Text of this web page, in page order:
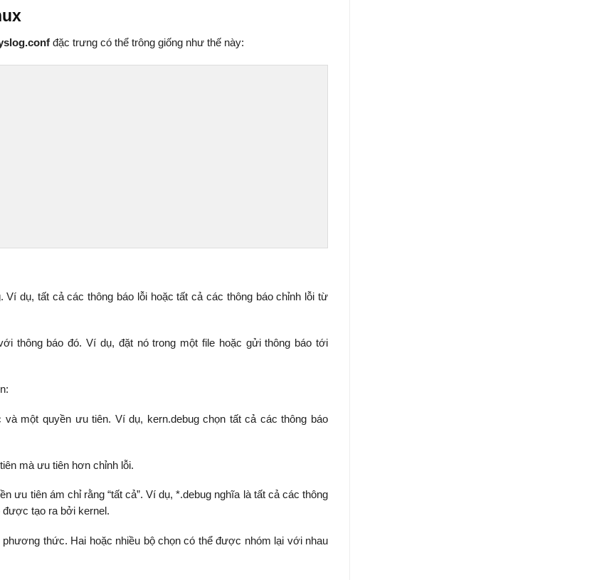
đặc trưng có thể trông giống như thế này:
Ví dụ, tất cả các thông báo lỗi hoặc tất cả các thông báo chỉnh lỗi từ
thông báo đó. Ví dụ, đặt nó trong một file hoặc gửi thông báo tới
một quyền ưu tiên. Ví dụ, kern.debug chọn tất cả các thông báo
mà ưu tiên hơn chỉnh lỗi.
ưu tiên ám chỉ rằng “tất cả”. Ví dụ, *.debug nghĩa là tất cả các thông
được tạo ra bởi kernel.
thức. Hai hoặc nhiều bộ chọn có thể được nhóm lại với nhau